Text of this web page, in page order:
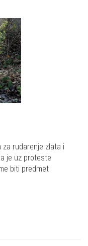
za rudarenje zlata i
je uz proteste
biti predmet